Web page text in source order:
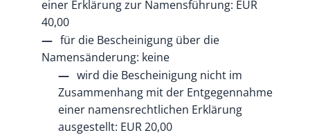
einer Erklärung zur Namensführung: EUR
40,00
für die Bescheinigung über die
Namensänderung: keine
wird die Bescheinigung nicht im
Zusammenhang mit der Entgegennahme
einer namensrechtlichen Erklärung
ausgestellt: EUR 20,00